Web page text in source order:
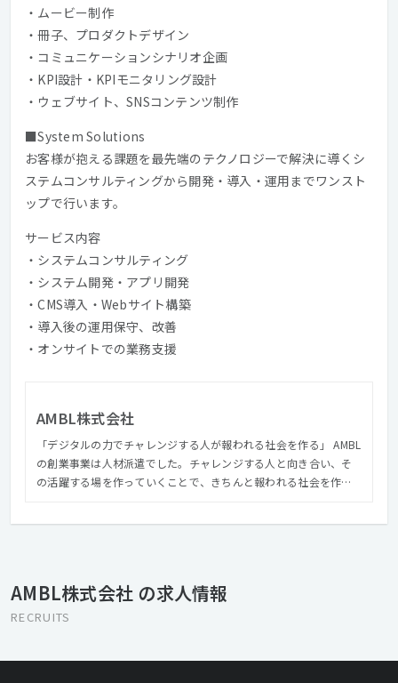
・ムービー制作
・冊子、プロダクトデザイン
・コミュニケーションシナリオ企画
・KPI設計・KPIモニタリング設計
・ウェブサイト、SNSコンテンツ制作
■System Solutions
お客様が抱える課題を最先端のテクノロジーで解決に導くシ
ステムコンサルティングから開発・導入・運用までワンスト
ップで行います。
サービス内容
・システムコンサルティング
・システム開発・アプリ開発
・CMS導入・Webサイト構築
・導入後の運用保守、改善
・オンサイトでの業務支援
AMBL株式会社
「デジタルの力でチャレンジする人が報われる社会を作る」 AMBL
の創業事業は人材派遣でした。チャレンジする人と向き合い、そ
の活躍する場を作っていくことで、きちんと報われる社会を作り
AMBL株式会社 の求人情報
RECRUITS